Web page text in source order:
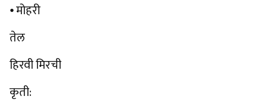
⦁ मोहरी
तेल
हिरवी मिरची
कृती: